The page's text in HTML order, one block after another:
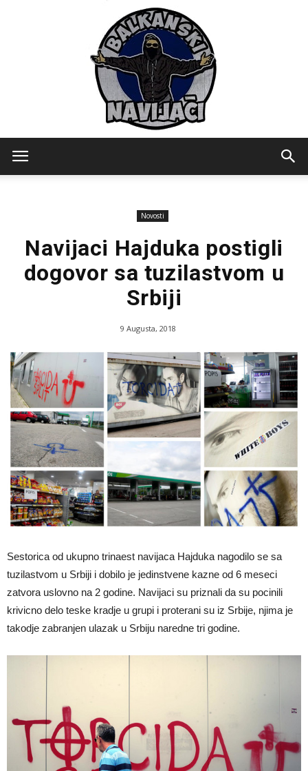
Novosti
Navijaci Hajduka postigli
dogovor sa tuzilastvom u
Srbiji
9 Augusta, 2018
Sestorica od ukupno trinaest navijaca Hajduka nagodilo se sa
tuzilastvom u Srbiji i dobilo je jedinstvene kazne od 6 meseci
zatvora uslovno na 2 godine. Navijaci su priznali da su pocinili
krivicno delo teske kradje u grupi i proterani su iz Srbije, njima je
takodje zabranjen ulazak u Srbiju naredne tri godine.